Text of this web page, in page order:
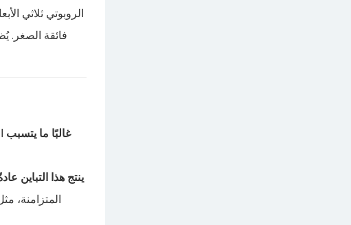
غالبًا ما يتسبب
ينتج هذا التباين
المتزامنة،